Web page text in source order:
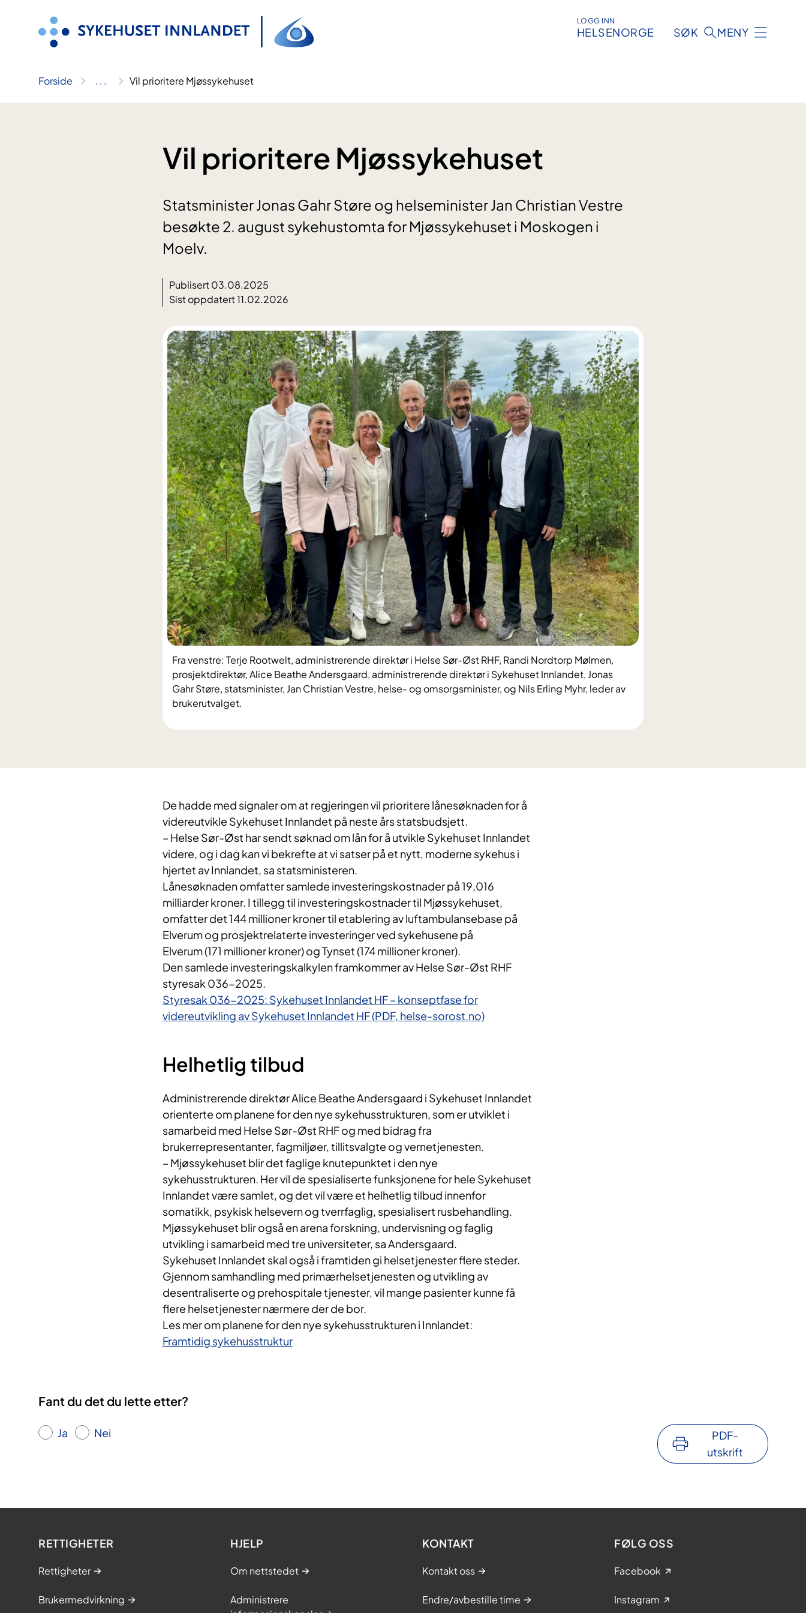
LOGG INN
HELSENORGE SØK MENY
Forside .. . Vil prioritere Mjøssykehuset
Vil prioritere Mjøssykehuset
Statsminister Jonas Gahr Støre og helseminister Jan Christian Vestre
besøkte 2. august sykehustomta for Mjøssykehuset i Moskogen i
Moelv.
Publisert 03.08.2025
Sist oppdatert 11.02.2026
Fra venstre: Terje Rootwelt, administrerende direktør i Helse Sør-Øst RHF, Randi Nordtorp Mølmen,
prosjektdirektør, Alice Beathe Andersgaard, administrerende direktør i Sykehuset Innlandet, Jonas
Gahr Støre, statsminister, Jan Christian Vestre, helse- og omsorgsminister, og Nils Erling Myhr, leder av
brukerutvalget.
De hadde med signaler om at regjeringen vil prioritere lånesøknaden for å
videreutvikle Sykehuset Innlandet på neste års statsbudsjett.
– Helse Sør-Øst har sendt søknad om lån for å utvikle Sykehuset Innlandet
videre, og i dag kan vi bekrefte at vi satser på et nytt, moderne sykehus i
hjertet av Innlandet, sa statsministeren.
Lånesøknaden omfatter samlede investeringskostnader på 19,016
milliarder kroner. I tillegg til investeringskostnader til Mjøssykehuset,
omfatter det 144 millioner kroner til etablering av luftambulansebase på
Elverum og prosjektrelaterte investeringer ved sykehusene på
Elverum (171 millioner kroner) og Tynset (174 millioner kroner).
Den samlede investeringskalkylen framkommer av Helse Sør-Øst RHF
styresak 036-2025.
Styresak 036-2025: Sykehuset Innlandet HF – konseptfase for
videreutvikling av Sykehuset Innlandet HF (PDF, helse-sorost.no)
Helhetlig tilbud
Administrerende direktør Alice Beathe Andersgaard i Sykehuset Innlandet
orienterte om planene for den nye sykehusstrukturen, som er utviklet i
samarbeid med Helse Sør-Øst RHF og med bidrag fra
brukerrepresentanter, fagmiljøer, tillitsvalgte og vernetjenesten.
– Mjøssykehuset blir det faglige knutepunktet i den nye
sykehusstrukturen. Her vil de spesialiserte funksjonene for hele Sykehuset
Innlandet være samlet, og det vil være et helhetlig tilbud innenfor
somatikk, psykisk helsevern og tverrfaglig, spesialisert rusbehandling.
Mjøssykehuset blir også en arena forskning, undervisning og faglig
utvikling i samarbeid med tre universiteter, sa Andersgaard.
Sykehuset Innlandet skal også i framtiden gi helsetjenester flere steder.
Gjennom samhandling med primærhelsetjenesten og utvikling av
desentraliserte og prehospitale tjenester, vil mange pasienter kunne få
flere helsetjenester nærmere der de bor.
Les mer om planene for den nye sykehusstrukturen i Innlandet:
Framtidig sykehusstruktur
Fant du det du lette etter?
Ja Nei
PDF-
utskrift
RETTIGHETER
Rettigheter
Brukermedvirkning
HJELP
Om nettstedet
Administrere
KONTAKT
Kontakt oss
Endre/avbestille time
FØLG OSS
Facebook
Instagram